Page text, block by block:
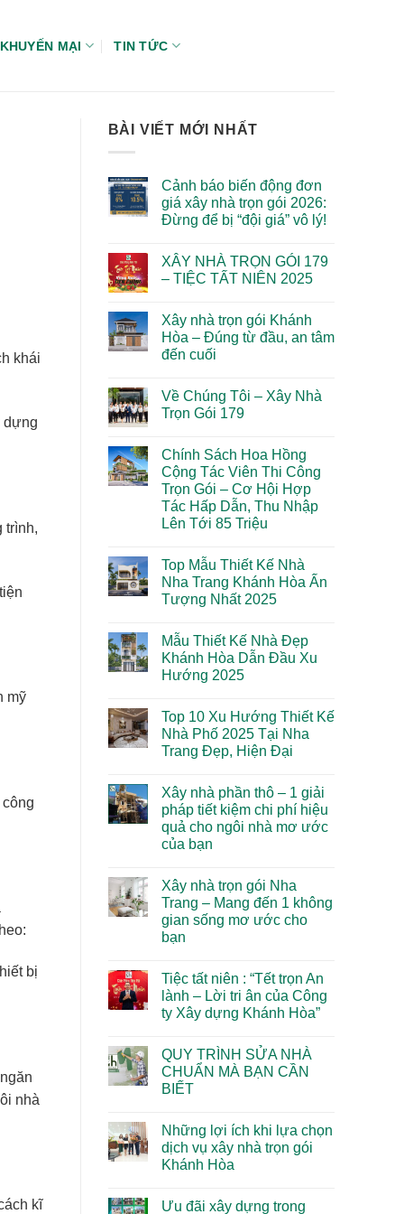
KHUYẾN MẠI TIN TỨC
khái
dựng
trình,
mỹ
bị
nhà
kĩ
BÀI VIẾT MỚI NHẤT
Cảnh báo biến động đơn
giá xây nhà trọn gói 2026:
Đừng để bị “đội giá” vô lý!
bình
luận
biến
động
đơn
giá
trọn
gói
2026:
bị
“đội
giá”
vô
lý!
XÂY NHÀ TRỌN GÓI 179
– TIỆC TẤT NIÊN 2025
bình
luận
ở
XÂY
GÓI
179
NIÊN
2025
Xây nhà trọn gói Khánh
Hòa – Đúng từ đầu, an tâm
đến cuối
bình
luận
ở
trọn
gói
Khánh
Hòa
–
Đúng
từ
tâm
đến
cuối
Về Chúng Tôi – Xây Nhà
Trọn Gói 179
bình
luận
ở
Về
Chúng
Tôi
–
Trọn
Gói
179
Chính Sách Hoa Hồng
Cộng Tác Viên Thi Công
Trọn Gói – Cơ Hội Hợp
Tác Hấp Dẫn, Thu Nhập
Lên Tới 85 Triệu
bình
luận
ở
Chính
Hồng
Cộng
Tác
Viên
Thi
Gói
–
Cơ
Hội
Hấp
Dẫn,
Thu
Nhập
Lên
Tới
Top Mẫu Thiết Kế Nhà
Nha Trang Khánh Hòa Ấn
Tượng Nhất 2025
bình
luận
ở
Top
Kế
Nhà
Nha
Trang
Khánh
Tượng
Nhất
2025
Mẫu Thiết Kế Nhà Đẹp
Khánh Hòa Dẫn Đầu Xu
Hướng 2025
bình
luận
ở
Mẫu
Nhà
Đẹp
Khánh
Hòa
Dẫn
Đầu
2025
Top 10 Xu Hướng Thiết Kế
Nhà Phố 2025 Tại Nha
Trang Đẹp, Hiện Đại
bình
luận
ở
Top
10
Xu
Kế
Nhà
Phố
2025
Tại
Nha
Hiện
Đại
Xây nhà phần thô – 1 giải
pháp tiết kiệm chi phí hiệu
quả cho ngôi nhà mơ ước
của bạn
bình
luận
ở
Xây
nhà
phần
giải
pháp
tiết
phí
hiệu
quả
cho
ngôi
ước
của
bạn
Xây nhà trọn gói Nha
Trang – Mang đến 1 không
gian sống mơ ước cho
bạn
bình
luận
ở
Xây
gói
Nha
Trang
–
Mang
không
gian
sống
mơ
bạn
Tiệc tất niên : “Tết trọn An
lành – Lời tri ân của Công
ty Xây dựng Khánh Hòa”
bình
luận
ở
Tiệc
“Tết
trọn
An
lành
tri
QUY TRÌNH SỬA NHÀ
CHUẨN MÀ BẠN CẦN
BIẾT
bình
luận
ở
QUY
NHÀ
CHUẨN
Những lợi ích khi lựa chọn
dịch vụ xây nhà trọn gói
Khánh Hòa
bình
Ưu đãi xây dựng trong